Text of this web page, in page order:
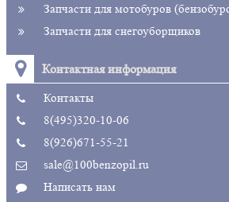
Запчасти для мотобуров
Запчасти для снегоуборщиков
Контактная информация
Контакты
8(495)320-10-06
8(926)671-55-21
sale@100benzopil.ru
Написать нам